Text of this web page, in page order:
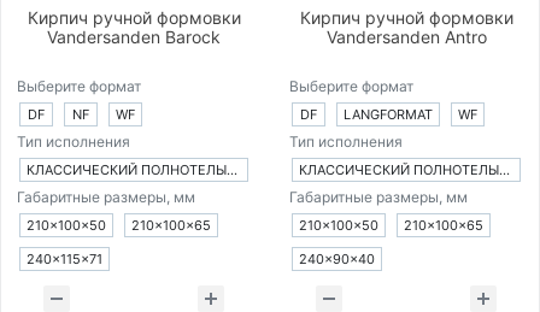
Кирпич ручной формовки
Vandersanden Barock
Выберите формат
DF NF WF
Тип исполнения
КЛАССИЧЕСКИЙ ПОЛНОТЕЛЫЙ КИРПИЧ
Габаритные размеры, мм
210×100×50
210×100×65
240×115×71
Кирпич ручной формовки
Vandersanden Antro
Выберите формат
DF LANGFORMAT WF
Тип исполнения
КЛАССИЧЕСКИЙ ПОЛНОТЕЛЫЙ КИРПИЧ
Габаритные размеры, мм
210×100×50
210×100×65
240×90×40